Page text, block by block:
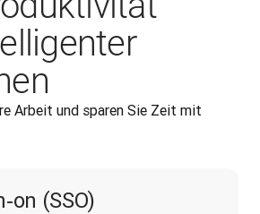
Arbeit und sparen Sie Zeit mit
(SSO)